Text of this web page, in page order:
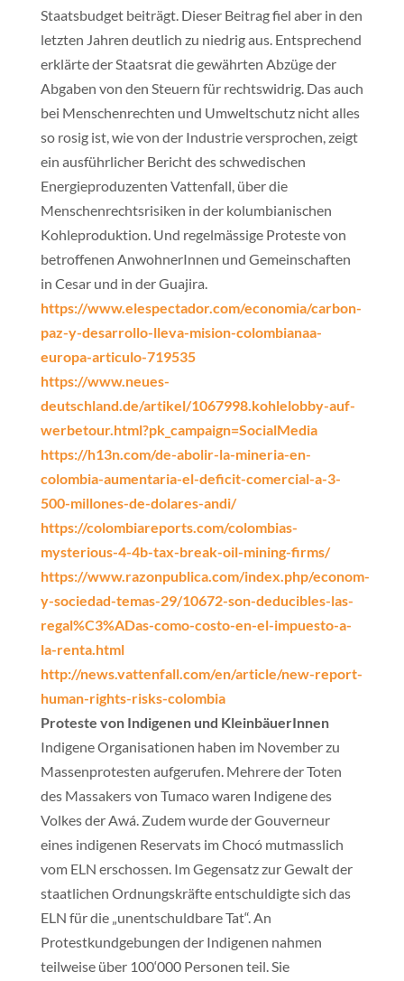
Staatsbudget beiträgt. Dieser Beitrag fiel aber in den
letzten Jahren deutlich zu niedrig aus. Entsprechend
erklärte der Staatsrat die gewährten Abzüge der
Abgaben von den Steuern für rechtswidrig. Das auch
bei Menschenrechten und Umweltschutz nicht alles
so rosig ist, wie von der Industrie versprochen, zeigt
ein ausführlicher Bericht des schwedischen
Energieproduzenten Vattenfall, über die
Menschenrechtsrisiken in der kolumbianischen
Kohleproduktion. Und regelmässige Proteste von
betroffenen AnwohnerInnen und Gemeinschaften
in Cesar und in der Guajira.
https://www.elespectador.com/economia/carbon-
paz-y-desarrollo-lleva-mision-colombianaa-
europa-articulo-719535
https://www.neues-
deutschland.de/artikel/1067998.kohlelobby-auf-
werbetour.html?pk_campaign=SocialMedia
https://h13n.com/de-abolir-la-mineria-en-
colombia-aumentaria-el-deficit-comercial-a-3-
500-millones-de-dolares-andi/
https://colombiareports.com/colombias-
mysterious-4-4b-tax-break-oil-mining-firms/
https://www.razonpublica.com/index.php/econom-
y-sociedad-temas-29/10672-son-deducibles-las-
regal%C3%ADas-como-costo-en-el-impuesto-a-
la-renta.html
http://news.vattenfall.com/en/article/new-report-
human-rights-risks-colombia
Proteste von Indigenen und KleinbäuerInnen
Indigene Organisationen haben im November zu
Massenprotesten aufgerufen. Mehrere der Toten
des Massakers von Tumaco waren Indigene des
Volkes der Awá. Zudem wurde der Gouverneur
eines indigenen Reservats im Chocó mutmasslich
vom ELN erschossen. Im Gegensatz zur Gewalt der
staatlichen Ordnungskräfte entschuldigte sich das
ELN für die „unentschuldbare Tat“. An
Protestkundgebungen der Indigenen nahmen
teilweise über 100‘000 Personen teil. Sie